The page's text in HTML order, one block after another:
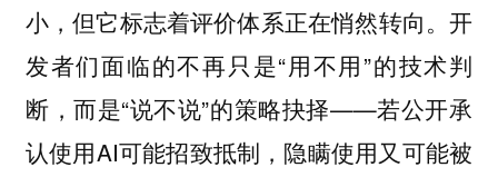
小，但它标志着评价体系正在悄然转向。开
发者们面临的不再只是“用不用”的技术判
断，而是“说不说”的策略抉择——若公开承
认使用AI可能招致抵制，隐瞒使用又可能被